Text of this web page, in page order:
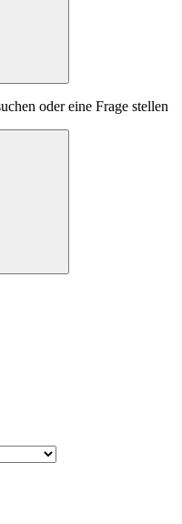
oder eine Frage stellen